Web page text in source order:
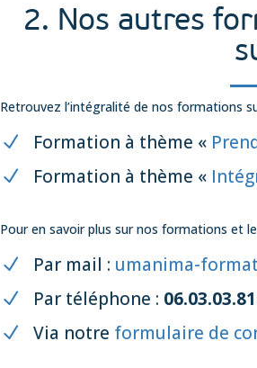
2. Nos autres
Retrouvez l’intégralité de nos formations
Formation à thème «
Formation à thème «
Pour en savoir plus sur nos formations et
Par mail : umanima-
Par téléphone :
Via notre formulaire de